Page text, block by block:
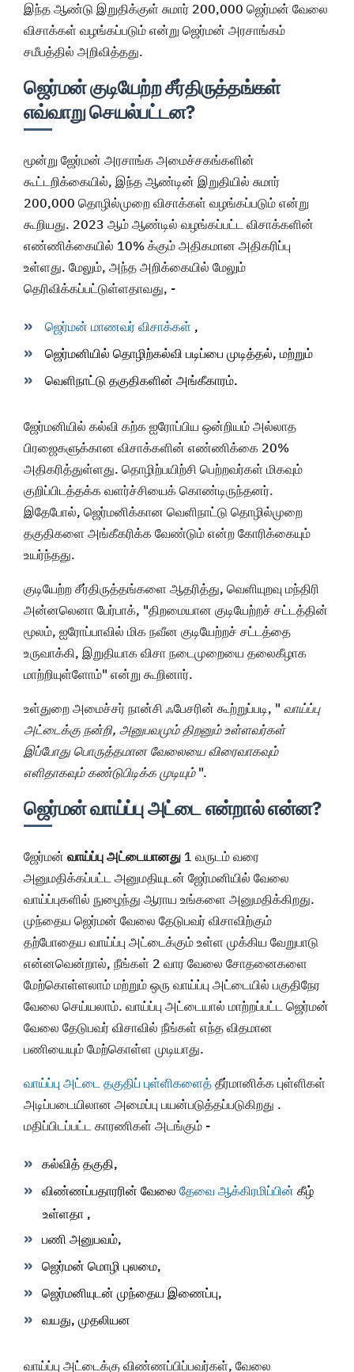
இந்த ஆண்டு இறுதிக்குள் சுமார் 200,000 ஜெர்மன் வேலை
விசாக்கள் வழங்கப்படும் என்று ஜெர்மன் அரசாங்கம்
சமீபத்தில் அறிவித்தது.
ஜெர்மன் குடியேற்ற சீர்திருத்தங்கள்
எவ்வாறு செயல்பட்டன?
மூன்று ஜேர்மன் அரசாங்க அமைச்சகங்களின்
கூட்டறிக்கையில், இந்த ஆண்டின் இறுதியில் சுமார்
200,000 தொழில்முறை விசாக்கள் வழங்கப்படும் என்று
கூறியது. 2023 ஆம் ஆண்டில் வழங்கப்பட்ட விசாக்களின்
எண்ணிக்கையில் 10% க்கும் அதிகமான அதிகரிப்பு
உள்ளது. மேலும், அந்த அறிக்கையில் மேலும்
தெரிவிக்கப்பட்டுள்ளதாவது, -
ஜெர்மன் மாணவர் விசாக்கள் ,
ஜெர்மனியில் தொழிற்கல்வி படிப்பை முடித்தல், மற்றும்
வெளிநாட்டு தகுதிகளின் அங்கீகாரம்.
ஜேர்மனியில் கல்வி கற்க ஐரோப்பிய ஒன்றியம் அல்லாத
பிரஜைகளுக்கான விசாக்களின் எண்ணிக்கை 20%
அதிகரித்துள்ளது. தொழிற்பயிற்சி பெற்றவர்கள் மிகவும்
குறிப்பிடத்தக்க வளர்ச்சியைக் கொண்டிருந்தனர்.
இதேபோல், ஜெர்மனிக்கான வெளிநாட்டு தொழில்முறை
தகுதிகளை அங்கீகரிக்க வேண்டும் என்ற கோரிக்கையும்
உயர்ந்தது.
குடியேற்ற சீர்திருத்தங்களை ஆதரித்து, வெளியுறவு மந்திரி
அன்னலெனா பேர்பாக், "திறமையான குடியேற்றச் சட்டத்தின்
மூலம், ஐரோப்பாவில் மிக நவீன குடியேற்றச் சட்டத்தை
உருவாக்கி, இறுதியாக விசா நடைமுறையை தலைகீழாக
மாற்றியுள்ளோம்" என்று கூறினார்.
உள்துறை அமைச்சர் நான்சி ஃபேசரின் கூற்றுப்படி, " வாய்ப்பு
அட்டைக்கு நன்றி, அனுபவமும் திறனும் உள்ளவர்கள்
இப்போது பொருத்தமான வேலையை விரைவாகவும்
எளிதாகவும் கண்டுபிடிக்க முடியும்".
ஜெர்மன் வாய்ப்பு அட்டை என்றால் என்ன?
ஜேர்மன் வாய்ப்பு அட்டையானது 1 வருடம் வரை
அனுமதிக்கப்பட்ட அனுமதியுடன் ஜேர்மனியில் வேலை
வாய்ப்புகளில் நுழைந்து ஆராய உங்களை அனுமதிக்கிறது.
முந்தைய ஜெர்மன் வேலை தேடுபவர் விசாவிற்கும்
தற்போதைய வாய்ப்பு அட்டைக்கும் உள்ள முக்கிய வேறுபாடு
என்னவென்றால், நீங்கள் 2 வார வேலை சோதனைகளை
மேற்கொள்ளலாம் மற்றும் ஒரு வாய்ப்பு அட்டையில் பகுதிநேர
வேலை செய்யலாம். வாய்ப்பு அட்டையால் மாற்றப்பட்ட ஜெர்மன்
வேலை தேடுபவர் விசாவில் நீங்கள் எந்த விதமான
பணியையும் மேற்கொள்ள முடியாது.
வாய்ப்பு அட்டை தகுதிப் புள்ளிகளைத் தீர்மானிக்க புள்ளிகள்
அடிப்படையிலான அமைப்பு பயன்படுத்தப்படுகிறது .
மதிப்பிடப்பட்ட காரணிகள் அடங்கும் -
கல்வித் தகுதி,
விண்ணப்பதாரரின் வேலை தேவை ஆக்கிரமிப்பின் கீழ்
உள்ளதா ,
பணி அனுபவம்,
ஜெர்மன் மொழி புலமை,
ஜெர்மனியுடன் முந்தைய இணைப்பு,
வயது, முதலியன
வாய்ப்பு அட்டைக்கு விண்ணப்பிப்பவர்கள், வேலை